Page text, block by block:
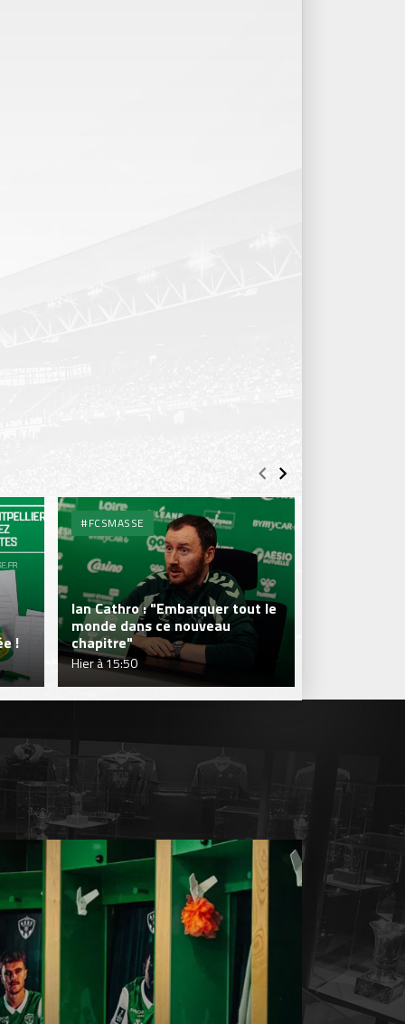
!
#FCSMASSE
Ian Cathro : "Embarquer tout le
monde dans ce nouveau
chapitre"
Hier à 15:50